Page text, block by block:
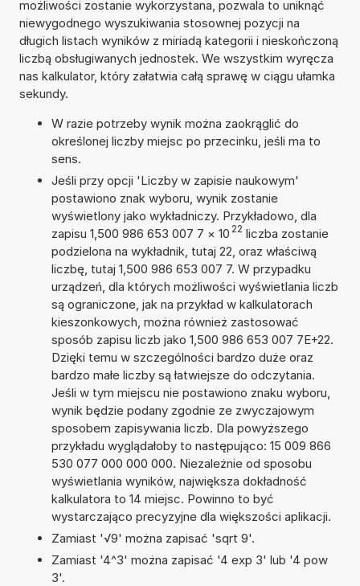
możliwości zostanie wykorzystana, pozwala to uniknąć
niewygodnego wyszukiwania stosownej pozycji na
długich listach wyników z miriadą kategorii i nieskończoną
liczbą obsługiwanych jednostek. We wszystkim wyręcza
nas kalkulator, który załatwia całą sprawę w ciągu ułamka
sekundy.
W razie potrzeby wynik można zaokrąglić do
określonej liczby miejsc po przecinku, jeśli ma to
sens.
Jeśli przy opcji 'Liczby w zapisie naukowym'
postawiono znak wyboru, wynik zostanie
wyświetlony jako wykładniczy. Przykładowo, dla
zapisu 1,500 986 653 007 7 × 10 22 liczba zostanie
podzielona na wykładnik, tutaj 22, oraz właściwą
liczbę, tutaj 1,500 986 653 007 7. W przypadku
urządzeń, dla których możliwości wyświetlania liczb
są ograniczone, jak na przykład w kalkulatorach
kieszonkowych, można również zastosować
sposób zapisu liczb jako 1,500 986 653 007 7E+22.
Dzięki temu w szczególności bardzo duże oraz
bardzo małe liczby są łatwiejsze do odczytania.
Jeśli w tym miejscu nie postawiono znaku wyboru,
wynik będzie podany zgodnie ze zwyczajowym
sposobem zapisywania liczb. Dla powyższego
przykładu wyglądałoby to następująco: 15 009 866
530 077 000 000 000. Niezależnie od sposobu
wyświetlania wyników, największa dokładność
kalkulatora to 14 miejsc. Powinno to być
wystarczająco precyzyjne dla większości aplikacji.
Zamiast '√9' można zapisać 'sqrt 9'.
Zamiast '4^3' można zapisać '4 exp 3' lub '4 pow
3'.